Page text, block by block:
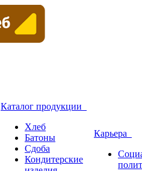
Каталог продукции
Хлеб
Батоны
Сдоба
Кондитерские
Карьера